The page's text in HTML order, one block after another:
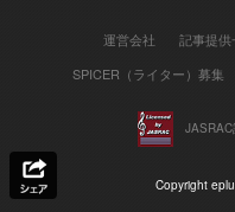
運営会社 記事提供
SPICER（ライター）募集
Copyright